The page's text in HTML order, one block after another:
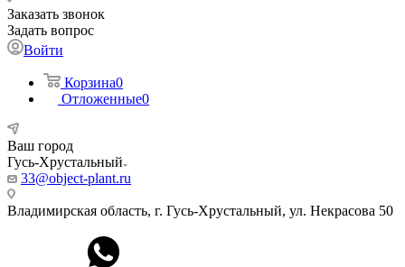
Заказать звонок
Задать вопрос
Войти
Корзина0
Отложенные0
Ваш город
Гусь-Хрустальный
33@object-plant.ru
Владимирская область, г. Гусь-Хрустальный, ул. Некрасова 50